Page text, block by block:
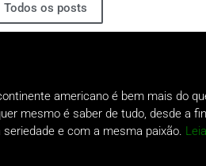
Todos os posts
americano é bem mais do
mesmo é saber de tudo, desde a
e com a mesma paixão. Leia